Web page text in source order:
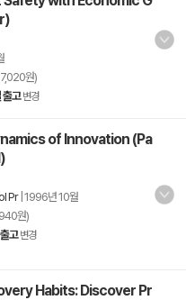
원)
고 변경
of Innovation (Pa
Pr| 1996년 10월
원)
고 변경
Habits: Discover Pr